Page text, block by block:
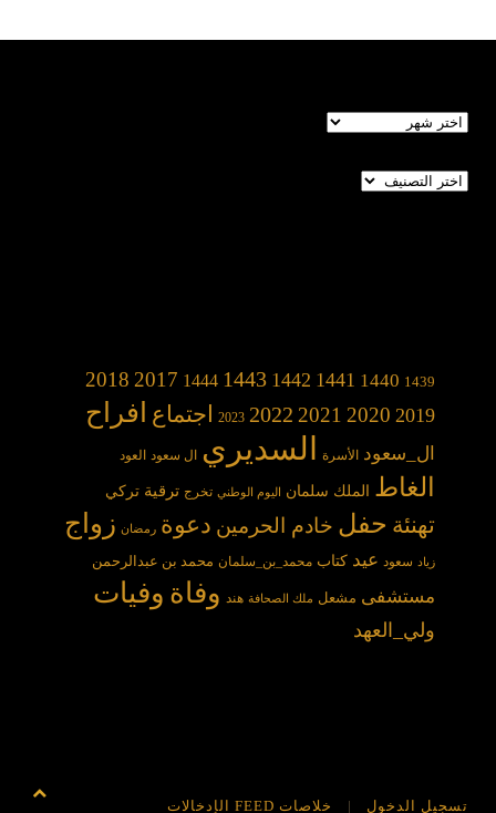
الأرشيف
تصنيفات
1439
1440
1441
1442
1443
1444
2017
2018
2019
2020
2021
2022
2023 اجتماع افراح
ال_سعود الأسرة السديري ال سعود العود
الغاط الملك سلمان اليوم الوطني تخرج ترقية تركي
تهنئة حفل خادم الحرمين دعوة رمضان زواج
زياد سعود عيد كتاب محمد_بن_سلمان محمد بن عبدالرحمن
مستشفى مشعل ملك الصحافة هند وفاة وفيات
ولي_العهد
تسجيل الدخول خلاصات FEED الإدخالات